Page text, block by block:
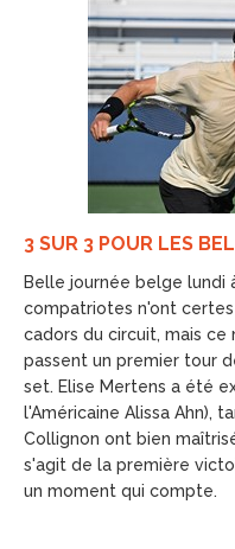
3 SUR 3 POUR LES
Belle journée belge lundi
compatriotes n'ont
cadors du circuit, mais ce
passent un premier tour
set. Elise Mertens a été
l'Américaine Alissa Ahn),
Collignon ont bien
s'agit de la première
un moment qui compte.